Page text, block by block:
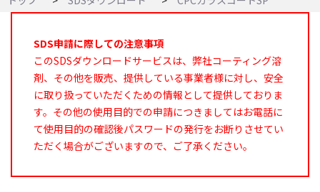
SDS申請に際しての注意事項
このSDSダウンロードサービスは、弊社コーティング溶
剤、その他を販売、提供している事業者様に対し、安全
に取り扱っていただくための情報として提供しておりま
す。その他の使用目的での申請につきましてはお電話に
て使用目的の確認後パスワードの発行をお断りさせてい
ただく場合がございますので、ご了承ください。